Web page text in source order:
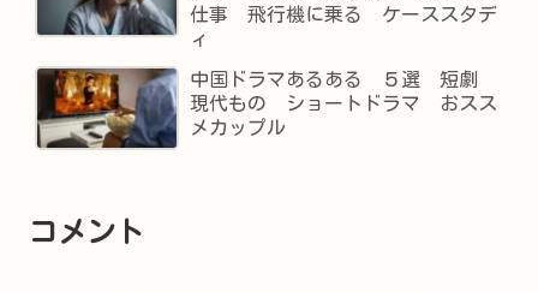
仕事 飛行機に乗る ケーススタデ
ィ
中国ドラマあるある ５選 短劇
現代もの ショートドラマ おスス
メカップル
コメント